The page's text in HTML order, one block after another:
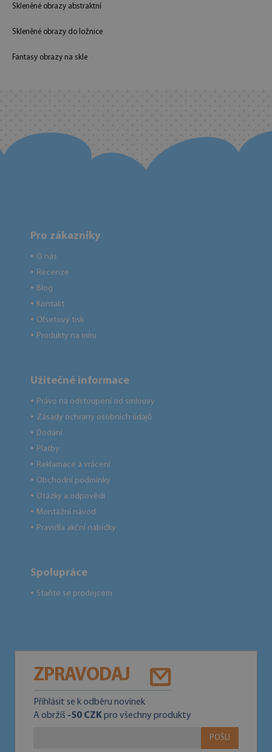
Skleněné obrazy abstraktní
Skleněné obrazy do ložnice
Fantasy obrazy na skle
Pro zákazníky
● O nás
● Recenze
● Blog
● Kontakt
● Ofsetový tisk
● Produkty na míru
Užitečné informace
● Právo na odstoupení od smlouvy
● Zásady ochrany osobních údajů
● Dodání
● Platby
● Reklamace a vrácení
● Obchodní podmínky
● Otázky a odpovědi
● Montážní návod
● Pravidla akční nabídky
Spolupráce
● Staňte se prodejcem
ZPRAVODAJ
Přihlásit se k odběru novinek
A obržíš -50 CZKpro všechny produkty
POŠLI